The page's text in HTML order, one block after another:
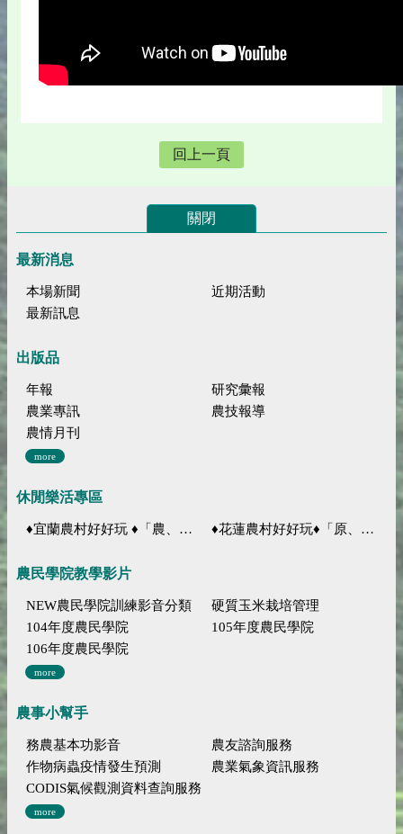
回上一頁
關閉
最新消息
本場新聞
近期活動
最新訊息
出版品
年報
研究彙報
農業專訊
農技報導
農情月刊
more
休閒樂活專區
♦宜蘭農村好好玩 ♦「農、藝、山、水」四條遊程推薦 ♦花蓮農村好好玩♦「原、生、慢、活」四條遊程推薦
農民學院教學影片
NEW農民學院訓練影音分類
硬質玉米栽培管理
104年度農民學院
105年度農民學院
106年度農民學院
more
農事小幫手
務農基本功影音
農友諮詢服務
作物病蟲疫情發生預測
農業氣象資訊服務
CODIS氣候觀測資料查詢服務
more